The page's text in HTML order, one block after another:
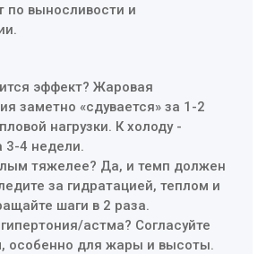
по выносливости и
эффект? Жаровая
заметно «сдувается» за 1-2
нагрузки. К холоду -
3-4 недели.
тяжелее? Да, и темп должен
за гидратацией, теплом и
шаги в 2 раза.
астма? Согласуйте
особенно для жары и высоты.